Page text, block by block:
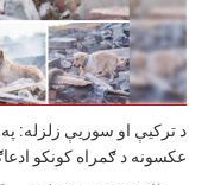
د ترکیې او سوریې زلزله:
عکسونه د ګمراه کونکو